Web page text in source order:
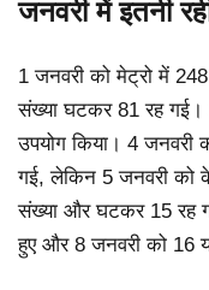
जनवरी में इतनी
1 जनवरी को मेट्रो में
संख्या घटकर 81 रह गई।
उपयोग किया। 4 जनवरी
गई, लेकिन 5 जनवरी को
संख्या और घटकर 15 रह
हुए और 8 जनवरी को 16